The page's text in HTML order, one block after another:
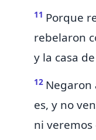
11 Porque
rebelaron
y la casa
12 Negaron
es, y no
ni